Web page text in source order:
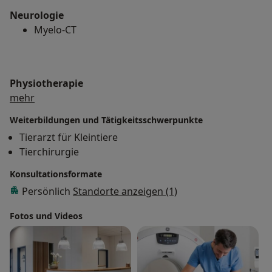
Neurologie
Myelo-CT
Physiotherapie
mehrÜber mich
Weiterbildungen und Tätigkeitsschwerpunkte
Tierarzt für Kleintiere
Tierchirurgie
Konsultationsformate
Persönlich Standorte anzeigen (1)
Fotos und Videos